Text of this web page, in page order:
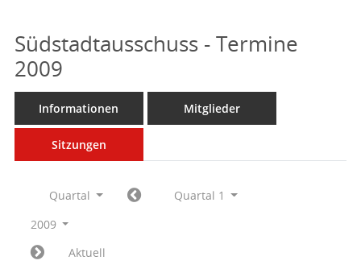
Südstadtausschuss - Termine
2009
Informationen Mitglieder
Sitzungen
Quartal
Quartal 1
2009
Aktuell